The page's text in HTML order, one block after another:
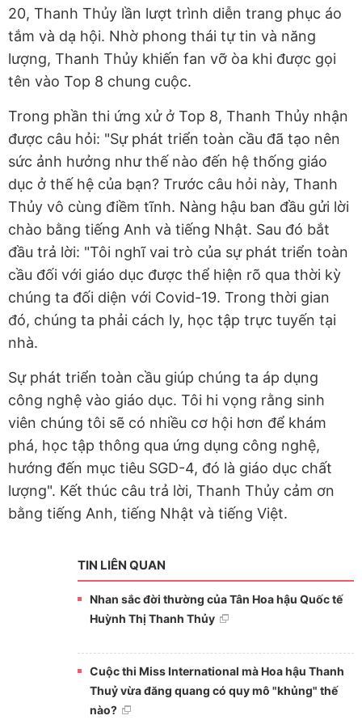
20, Thanh Thủy lần lượt trình diễn trang phục áo
tắm và dạ hội. Nhờ phong thái tự tin và năng
lượng, Thanh Thủy khiến fan vỡ òa khi được gọi
tên vào Top 8 chung cuộc.
Trong phần thi ứng xử ở Top 8, Thanh Thủy nhận
được câu hỏi: "Sự phát triển toàn cầu đã tạo nên
sức ảnh hưởng như thế nào đến hệ thống giáo
dục ở thế hệ của bạn? Trước câu hỏi này, Thanh
Thủy vô cùng điềm tĩnh. Nàng hậu ban đầu gửi lời
chào bằng tiếng Anh và tiếng Nhật. Sau đó bắt
đầu trả lời: "Tôi nghĩ vai trò của sự phát triển toàn
cầu đối với giáo dục được thể hiện rõ qua thời kỳ
chúng ta đối diện với Covid-19. Trong thời gian
đó, chúng ta phải cách ly, học tập trực tuyến tại
nhà.
Sự phát triển toàn cầu giúp chúng ta áp dụng
công nghệ vào giáo dục. Tôi hi vọng rằng sinh
viên chúng tôi sẽ có nhiều cơ hội hơn để khám
phá, học tập thông qua ứng dụng công nghệ,
hướng đến mục tiêu SGD-4, đó là giáo dục chất
lượng". Kết thúc câu trả lời, Thanh Thủy cảm ơn
bằng tiếng Anh, tiếng Nhật và tiếng Việt.
TIN LIÊN QUAN
Nhan sắc đời thường của Tân Hoa hậu Quốc tế
Huỳnh Thị Thanh Thủy
Cuộc thi Miss International mà Hoa hậu Thanh
Thuỷ vừa đăng quang có quy mô "khủng" thế
nào?